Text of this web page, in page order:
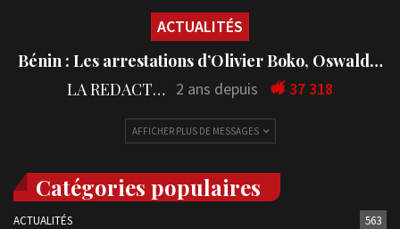
ACTUALITÉS
Bénin : Les arrestations d’Olivier Boko, Oswald…
LA REDACTION 2 ans depuis 37 318
AFFICHER PLUS DE MESSAGES
Catégories populaires
ACTUALITÉS 563